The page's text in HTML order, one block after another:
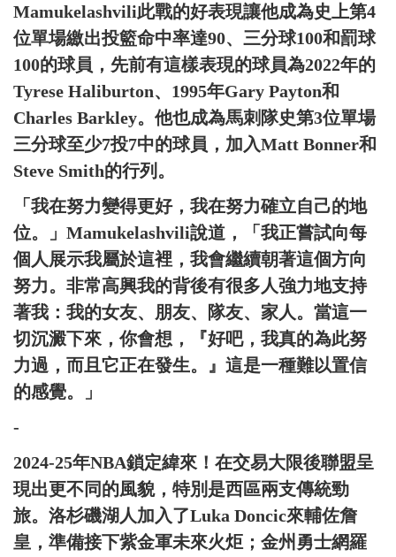
Mamukelashvili此戰的好表現讓他成為史上第4
位單場繳出投籃命中率達90、三分球100和罰球
100的球員，先前有這樣表現的球員為2022年的
Tyrese Haliburton、1995年Gary Payton和
Charles Barkley。他也成為馬刺隊史第3位單場
三分球至少7投7中的球員，加入Matt Bonner和
Steve Smith的行列。
「我在努力變得更好，我在努力確立自己的地
位。」Mamukelashvili說道，「我正嘗試向每
個人展示我屬於這裡，我會繼續朝著這個方向
努力。非常高興我的背後有很多人強力地支持
著我：我的女友、朋友、隊友、家人。當這一
切沉澱下來，你會想，『好吧，我真的為此努
力過，而且它正在發生。』這是一種難以置信
的感覺。」
-
2024-25年NBA鎖定緯來！在交易大限後聯盟呈
現出更不同的風貌，特別是西區兩支傳統勁
旅。洛杉磯湖人加入了Luka Doncic來輔佐詹
皇，準備接下紫金軍未來火炬；金州勇士網羅